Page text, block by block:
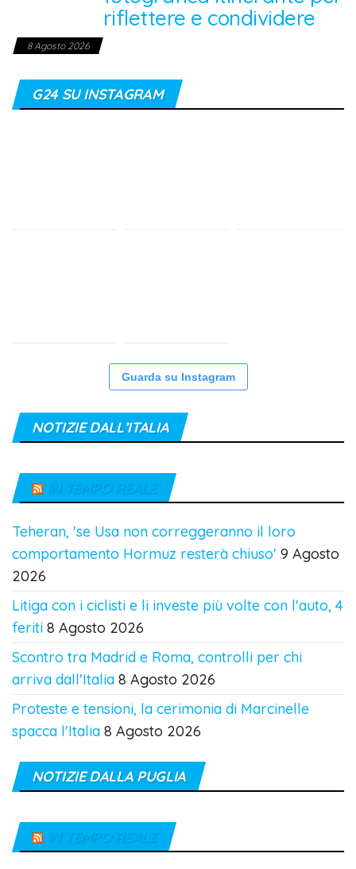
riflettere e condividere
8 Agosto 2026
G24 SU INSTAGRAM
Guarda su Instagram
NOTIZIE DALL’ITALIA
IN TEMPO REALE
Teheran, 'se Usa non correggeranno il loro
comportamento Hormuz resterà chiuso' 9 Agosto
2026
Litiga con i ciclisti e li investe più volte con l'auto, 4
feriti 8 Agosto 2026
Scontro tra Madrid e Roma, controlli per chi
arriva dall'Italia 8 Agosto 2026
Proteste e tensioni, la cerimonia di Marcinelle
spacca l'Italia 8 Agosto 2026
NOTIZIE DALLA PUGLIA
IN TEMPO REALE